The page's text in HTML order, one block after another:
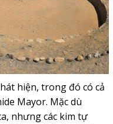
hiện, trong đó có cả
Mayor. Mặc dù
nhưng các kim tự